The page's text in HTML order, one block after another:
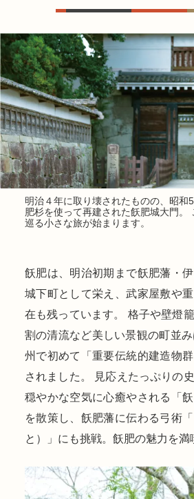
明治４年に取り壊されたものの、昭和
肥杉を使って再建された飫肥城大門。
巡る小さな旅が始まります。
飫肥は、明治初期まで飫肥藩・
城下町として栄え、武家屋敷や
在も残っています。 格子や壁燈
割の清流など美しい景観の町並
州で初めて「重要伝統的建造物
されました。 見応えたっぷりの
穏やかな空気に心癒やされる「飫
を散策し、飫肥藩に伝わる弓術
と）」にも挑戦。飫肥の魅力を満